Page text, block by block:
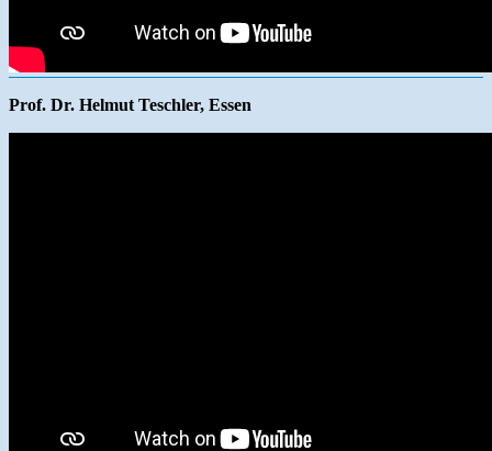
Prof. Dr. Helmut Teschler, Essen